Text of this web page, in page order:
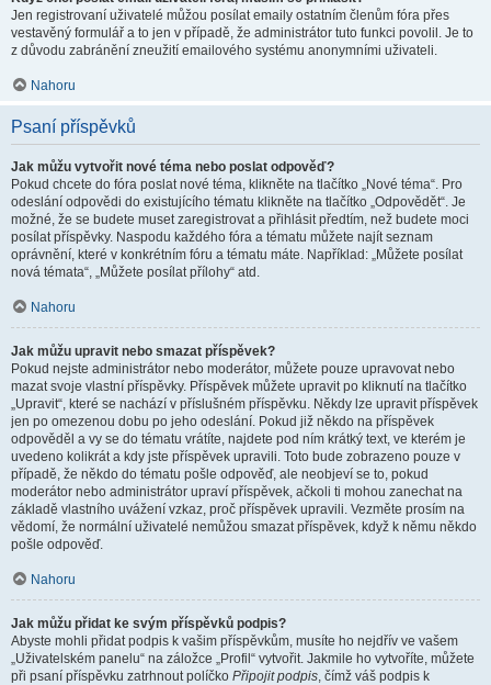
Jen registrovaní uživatelé můžou posílat emaily ostatním členům fóra přes
vestavěný formulář a to jen v případě, že administrátor tuto funkci povolil. Je to
z důvodu zabránění zneužití emailového systému anonymními uživateli.
Nahoru
Psaní příspěvků
Jak můžu vytvořit nové téma nebo poslat odpověď?
Pokud chcete do fóra poslat nové téma, klikněte na tlačítko „Nové téma“. Pro
odeslání odpovědi do existujícího tématu klikněte na tlačítko „Odpovědět“. Je
možné, že se budete muset zaregistrovat a přihlásit předtím, než budete moci
posílat příspěvky. Naspodu každého fóra a tématu můžete najít seznam
oprávnění, které v konkrétním fóru a tématu máte. Například: „Můžete posílat
nová témata“, „Můžete posílat přílohy“ atd.
Nahoru
Jak můžu upravit nebo smazat příspěvek?
Pokud nejste administrátor nebo moderátor, můžete pouze upravovat nebo
mazat svoje vlastní příspěvky. Příspěvek můžete upravit po kliknutí na tlačítko
„Upravit“, které se nachází v příslušném příspěvku. Někdy lze upravit příspěvek
jen po omezenou dobu po jeho odeslání. Pokud již někdo na příspěvek
odpověděl a vy se do tématu vrátíte, najdete pod ním krátký text, ve kterém je
uvedeno kolikrát a kdy jste příspěvek upravili. Toto bude zobrazeno pouze v
případě, že někdo do tématu pošle odpověď, ale neobjeví se to, pokud
moderátor nebo administrátor upraví příspěvek, ačkoli ti mohou zanechat na
základě vlastního uvážení vzkaz, proč příspěvek upravili. Vezměte prosím na
vědomí, že normální uživatelé nemůžou smazat příspěvek, když k němu někdo
pošle odpověď.
Nahoru
Jak můžu přidat ke svým příspěvků podpis?
Abyste mohli přidat podpis k vašim příspěvkům, musíte ho nejdřív ve vašem
„Uživatelském panelu“ na záložce „Profil“ vytvořit. Jakmile ho vytvoříte, můžete
při psaní příspěvku zatrhnout políčko Připojit podpis, čímž váš podpis k